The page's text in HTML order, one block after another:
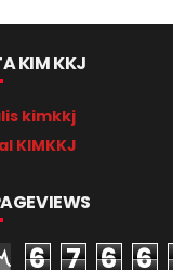
KIM KKJ
kimkkj
KIMKKJ
6 7 6 6